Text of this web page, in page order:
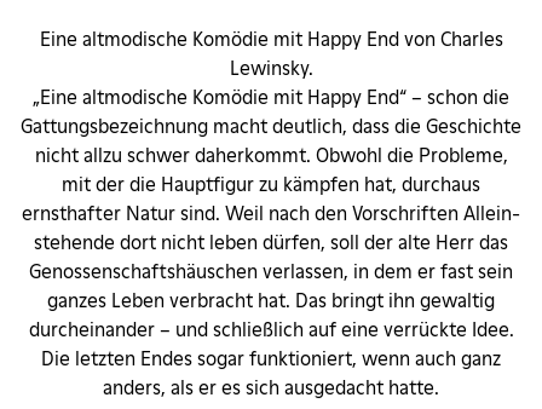
Eine altmodische Komödie mit Happy End von Charles
Lewinsky.
„Eine altmodische Komödie mit Happy End“ – schon die
Gattungs­bezeichnung macht deutlich, dass die Geschichte
nicht allzu schwer daher­kommt. Obwohl die Probleme,
mit der die Hauptfigur zu kämpfen hat, durchaus
ernsthafter Natur sind. Weil nach den Vorschriften Allein­
stehende dort nicht leben dürfen, soll der alte Herr das
Genossenschafts­häuschen verlassen, in dem er fast sein
ganzes Leben verbracht hat. Das bringt ihn gewaltig
durcheinander – und schließlich auf eine verrückte Idee.
Die letzten Endes sogar funktioniert, wenn auch ganz
anders, als er es sich ausgedacht hatte.